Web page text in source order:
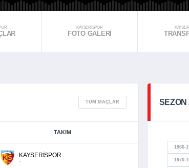
KAYSERİSPOR
FOTO GALERI
TÜM MAÇLAR
TAKIM
KAYSERİSPOR
-
SEZON
1966-
1970-